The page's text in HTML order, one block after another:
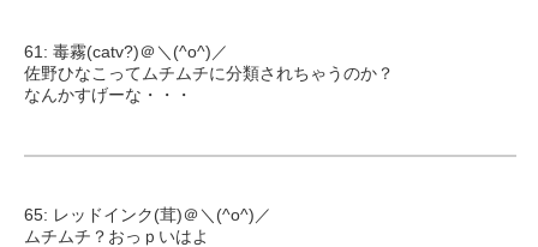
61: 毒霧(catv?)＠＼(^o^)／
佐野ひなこってムチムチに分類されちゃうのか？
なんかすげーな・・・
65: レッドインク(茸)＠＼(^o^)／
ムチムチ？おっｐいはよ